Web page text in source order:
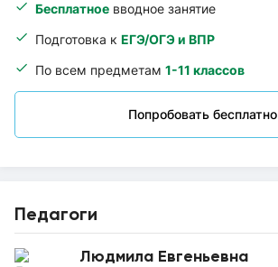
Бесплатное вводное занятие
Подготовка к ЕГЭ/ОГЭ и ВПР
По всем предметам 1-11 классов
Попробовать бесплатно
Педагоги
Людмила Евгеньевна